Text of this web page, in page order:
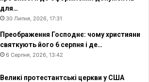
для…
30 Липня, 2026, 17:31
Преображення Господнє: чому християни
святкують його 6 серпня і де…
6 Серпня, 2026, 13:42
Великі протестантські церкви у США